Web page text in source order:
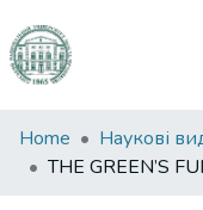
Communities
&
Home